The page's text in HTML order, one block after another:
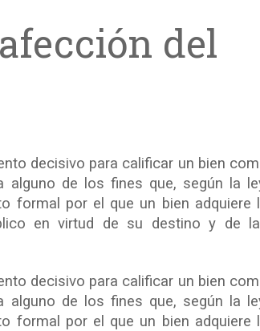
del
decisivo para calificar un bien
de los fines que, según la
formal por el que un bien adquiere
en virtud de su destino y de
decisivo para calificar un bien
de los fines que, según la
formal por el que un bien adquiere